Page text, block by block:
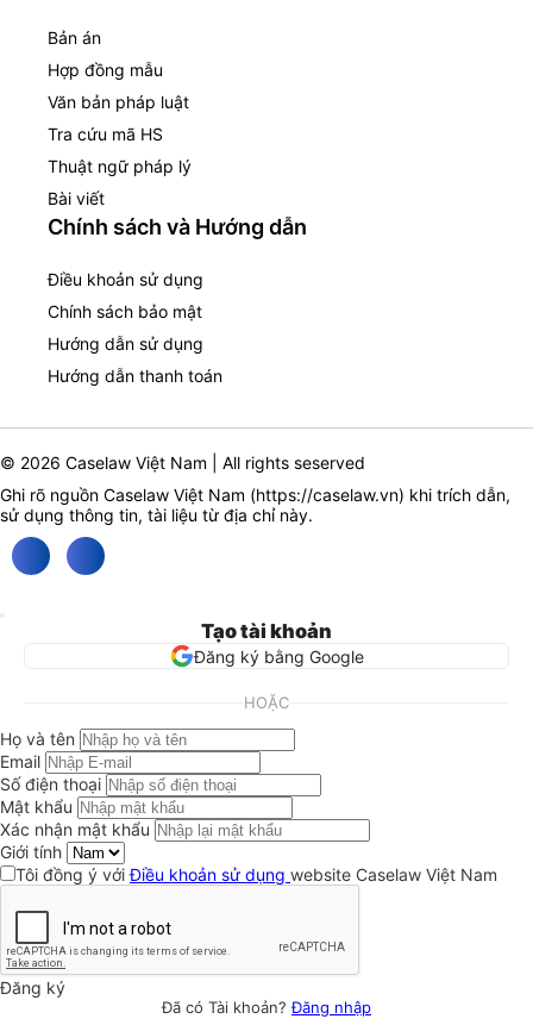
Bản án
Hợp đồng mẫu
Văn bản pháp luật
Tra cứu mã HS
Thuật ngữ pháp lý
Bài viết
Chính sách và Hướng dẫn
Điều khoản sử dụng
Chính sách bảo mật
Hướng dẫn sử dụng
Hướng dẫn thanh toán
© 2026 Caselaw Việt Nam | All rights seserved
Ghi rõ nguồn Caselaw Việt Nam (https://caselaw.vn) khi trích dẫn,
sử dụng thông tin, tài liệu từ địa chỉ này.
Tạo tài khoản
Đăng ký bằng Google
HOẶC
Họ và tên
Email
Số điện thoại
Mật khẩu
Xác nhận mật khẩu
Giới tính
Tôi đồng ý vớiĐiều khoản sử dụng website Caselaw Việt Nam
Đăng ký
Đã có Tài khoản?Đăng nhập